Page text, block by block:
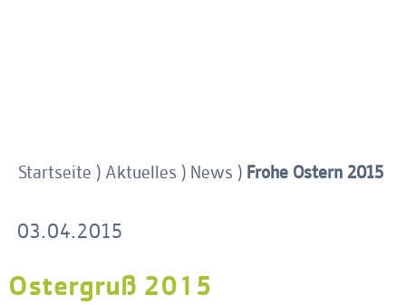
Startseite ) Aktuelles ) News ) Frohe Ostern 2015
03.04.2015
Ostergruß 2015